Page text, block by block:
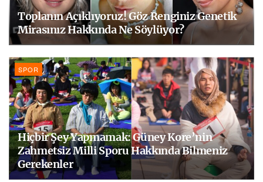
Toplanın Açıklıyoruz! Göz Renginiz Genetik
Mirasınız Hakkında Ne Söylüyor?
SPOR
Hiçbir Şey Yapmamak: Güney Kore’nin
Zahmetsiz Milli Sporu Hakkında Bilmeniz
Gerekenler